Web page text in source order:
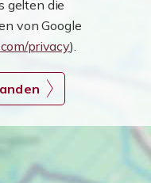
gelten die
von Google
privacy).